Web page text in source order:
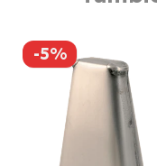
-5%